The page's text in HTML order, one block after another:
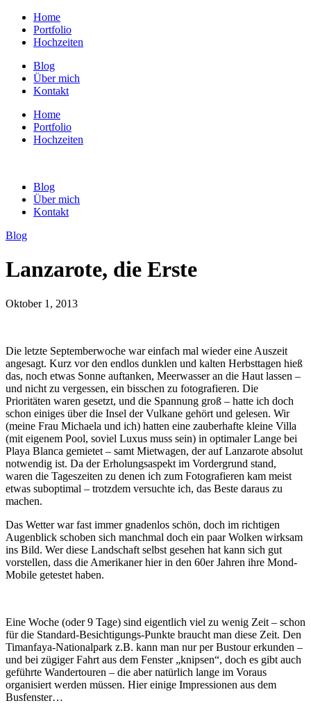
Home
Portfolio
Hochzeiten
Blog
Über mich
Kontakt
Home
Portfolio
Hochzeiten
Blog
Über mich
Kontakt
Blog
Lanzarote, die Erste
Oktober 1, 2013
Die letzte Septemberwoche war einfach mal wieder eine Auszeit
angesagt. Kurz vor den endlos dunklen und kalten Herbsttagen hieß
das, noch etwas Sonne auftanken, Meerwasser an die Haut lassen –
und nicht zu vergessen, ein bisschen zu fotografieren. Die
Prioritäten waren gesetzt, und die Spannung groß – hatte ich doch
schon einiges über die Insel der Vulkane gehört und gelesen. Wir
(meine Frau Michaela und ich) hatten eine zauberhafte kleine Villa
(mit eigenem Pool, soviel Luxus muss sein) in optimaler Lange bei
Playa Blanca gemietet – samt Mietwagen, der auf Lanzarote absolut
notwendig ist. Da der Erholungsaspekt im Vordergrund stand,
waren die Tageszeiten zu denen ich zum Fotografieren kam meist
etwas suboptimal – trotzdem versuchte ich, das Beste daraus zu
machen.
Das Wetter war fast immer gnadenlos schön, doch im richtigen
Augenblick schoben sich manchmal doch ein paar Wolken wirksam
ins Bild. Wer diese Landschaft selbst gesehen hat kann sich gut
vorstellen, dass die Amerikaner hier in den 60er Jahren ihre Mond-
Mobile getestet haben.
Eine Woche (oder 9 Tage) sind eigentlich viel zu wenig Zeit – schon
für die Standard-Besichtigungs-Punkte braucht man diese Zeit. Den
Timanfaya-Nationalpark z.B. kann man nur per Bustour erkunden –
und bei zügiger Fahrt aus dem Fenster „knipsen“, doch es gibt auch
geführte Wandertouren – die aber natürlich lange im Voraus
organisiert werden müssen. Hier einige Impressionen aus dem
Busfenster…